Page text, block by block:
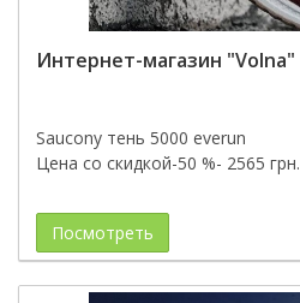
Интернет-магазин "Volna"
Saucony тень 5000 everun
Цена со скидкой-50 %- 2565 грн.
Посмотреть